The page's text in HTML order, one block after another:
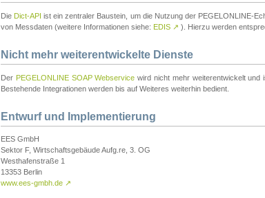
Die Dict-API ist ein zentraler Baustein, um die Nutzung der PEGELONLINE-
von Messdaten (weitere Informationen siehe: EDIS ↗ ). Hierzu werden
Nicht mehr weiterentwickelte Dienste
Der PEGELONLINE SOAP Webservice wird nicht mehr weiterentwickelt und
Bestehende Integrationen werden bis auf Weiteres weiterhin bedient.
Entwurf und Implementierung
EES GmbH
Sektor F, Wirtschaftsgebäude Aufg.re, 3. OG
Westhafenstraße 1
13353 Berlin
www.ees-gmbh.de ↗